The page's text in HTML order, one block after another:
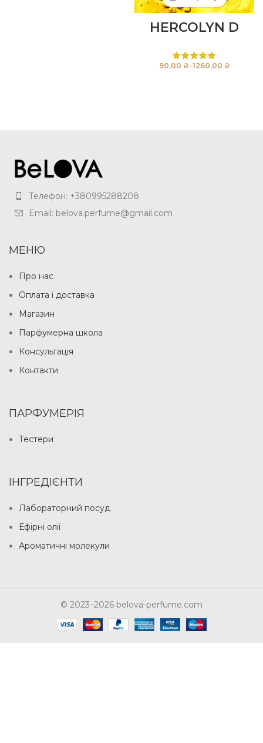
HERCOLYN D
₴ ₴
Телефон: +380995288208
Email: belova.perfume@gmail.com
МЕНЮ
Про нас
Оплата і доставка
Магазин
Парфумерна школа
Консультація
Контакти
ПАРФУМЕРІЯ
Тестери
ІНГРЕДІЄНТИ
Лабораторний посуд
Ефірні олії
Ароматичні молекули
© 2023–2026 belova-perfume.com